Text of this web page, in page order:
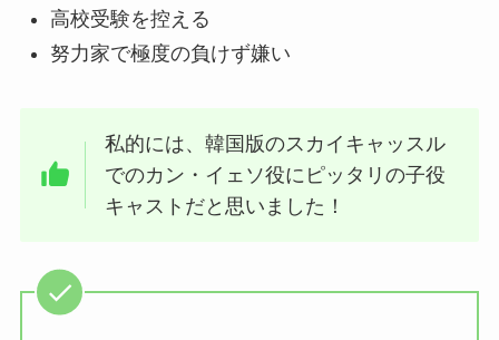
高校受験を控える
努力家で極度の負けず嫌い
私的には、韓国版のスカイキャッスル
でのカン・イェソ役にピッタリの子役
キャストだと思いました！